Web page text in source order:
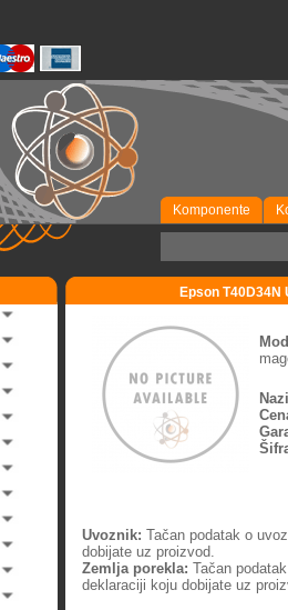
Komponente
Epson T40D34N
Uvoznik: Tačan podatak o
dobijate uz proizvod.
Zemlja porekla: Tačan
deklaraciji koju dobijate uz